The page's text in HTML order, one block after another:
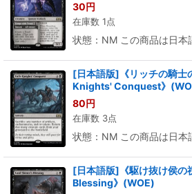
30円
在庫数 1点
状態：NM この商品は日本
[日本語版]《リッチの騎
Knights' Conquest》
80円
在庫数 3点
状態：NM この商品は日本
[日本語版]《駆け抜け侯
Blessing》(WOE)